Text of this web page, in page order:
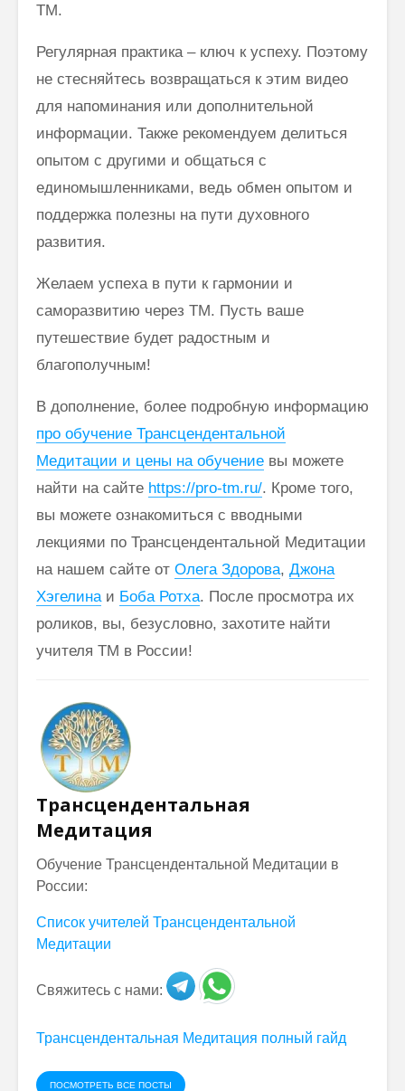
ТМ.
Регулярная практика – ключ к успеху. Поэтому
не стесняйтесь возвращаться к этим видео
для напоминания или дополнительной
информации. Также рекомендуем делиться
опытом с другими и общаться с
единомышленниками, ведь обмен опытом и
поддержка полезны на пути духовного
развития.
Желаем успеха в пути к гармонии и
саморазвитию через ТМ. Пусть ваше
путешествие будет радостным и
благополучным!
В дополнение, более подробную информацию
про обучение Трансцендентальной
Медитации и цены на обучение вы можете
найти на сайте https://pro-tm.ru/. Кроме того,
вы можете ознакомиться с вводными
лекциями по Трансцендентальной Медитации
на нашем сайте от Олега Здорова, Джона
Хэгелина и Боба Ротха. После просмотра их
роликов, вы, безусловно, захотите найти
учителя ТМ в России!
Трансцендентальная
Медитация
Обучение Трансцендентальной Медитации в
России:
Список учителей Трансцендентальной
Медитации
Свяжитесь с нами:
Трансцендентальная Медитация полный гайд
ПОСМОТРЕТЬ ВСЕ ПОСТЫ